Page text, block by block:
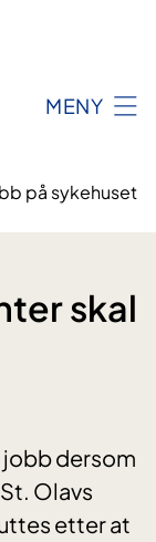
MENY
på sykehuset
skal
dersom
Olavs
etter at